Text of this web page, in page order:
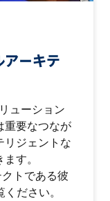
アーキテ
ューション
重要なつなが
リジェントな
す。
トである彼
ださい。